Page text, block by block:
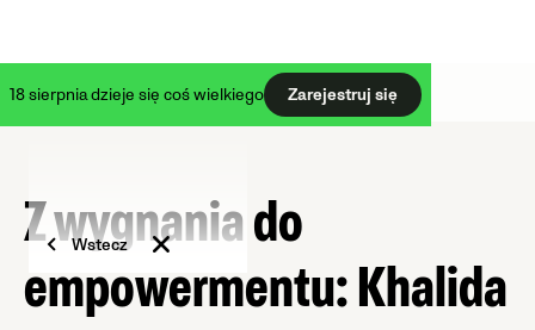
18 sierpnia dzieje się coś wielkiego Zarejestruj się
Wstecz
Z wygnania do
empowermentu: Khalida